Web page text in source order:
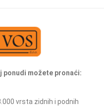
ponudi možete pronaći:
vrsta zidnih i podnih